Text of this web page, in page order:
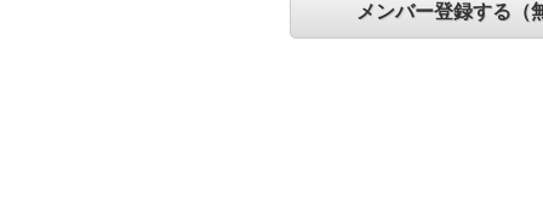
メンバー登録する（